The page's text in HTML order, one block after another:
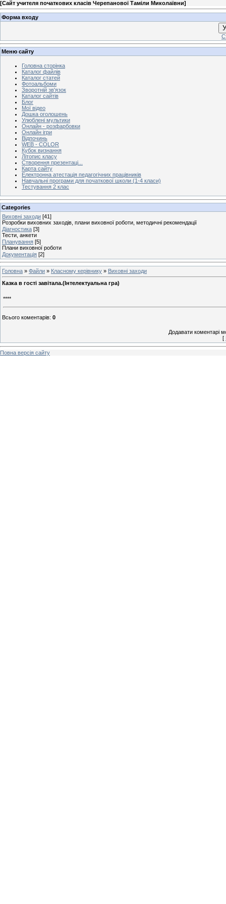
[Сайт учителя початкових класів Черепанової Таміли Миколаївни]
Форма входу
Меню сайту
Головна сторінка
Каталог файлів
Каталог статей
Фотоальбоми
Зворотній зв'язок
Каталог сайтів
Блог
Мої відео
Дошка оголошень
Улюблені мультики
Онлайн - розфарбовки
Онлайн ігри
Відпочинь
WEB - COLOR
Кубок визнання
Літопис класу
Створення презентаці...
Карта сайту
Електронна атестація педагогічних працівників
Навчальні програми для початкової школи (1-4 класи)
Тестування 2 клас
Categories
Виховні заходи [41]
Розробки виховних заходів, плани виховної роботи, методичні рекомендації
Діагностика [3]
Тести, анкети
Планування [5]
Плани виховної роботи
Документація [2]
Головна » Файли » Класному керівнику » Виховні заходи
Казка в гості завітала.(Інтелектуальна гра)
****
Всього коментарів: 0
Додавати коментарі
[
Повна версія сайту